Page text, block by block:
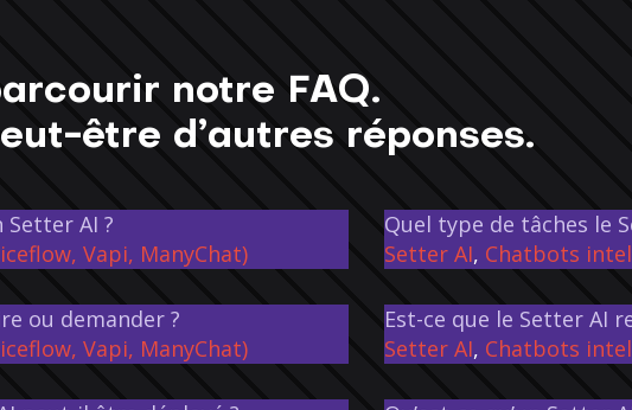
notre FAQ.
être d’autres réponses.
Setter AI ?
Vapi, ManyChat)
Quel type de tâches le
Setter AI, Chatbots
ou demander ?
Vapi, ManyChat)
Est-ce que le Setter AI
Setter AI, Chatbots